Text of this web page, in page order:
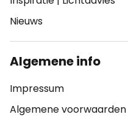
Nieuws
Algemene info
Impressum
Algemene voorwaarden